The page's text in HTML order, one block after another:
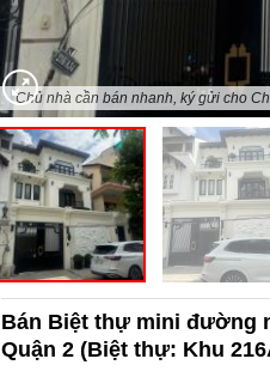
"Chủ nhà cần bán nhanh, ký gửi cho
Bán Biệt thự mini đường
Quận 2 (Biệt thự: Khu